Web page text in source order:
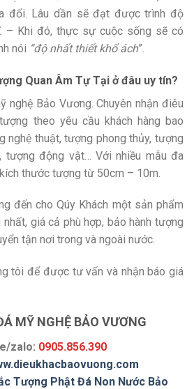
đổi. Lâu dần sẽ đạt được trình độ
– Khi đó, thực sự cuộc sống sẽ có
nói “độ nhất thiết khổ ách”.
Quan Âm Tự Tại ở đâu uy tín?
nghệ Bảo Vương. Chuyên nhận điêu
theo yêu cầu khách hàng bao
nghệ thuật, tượng phong thủy, tượng
tượng động vật… Với nhiều mẫu đa
thước tượng từ 50cm – 10m.
đến cho Qúy Khách một sản phẩm
giá cả phù hợp, bảo hành tượng
tận nơi trong và ngoài nước.
tôi để được tư vấn và nhận báo giá
MỸ NGHỆ BẢO VƯƠNG
zalo: 0905.856.390
Tượng Phật Đá Non Nước Bảo